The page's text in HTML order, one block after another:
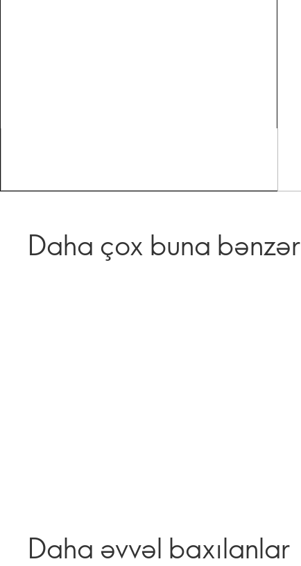
Daha çox buna bənzər
Daha əvvəl baxılanlar